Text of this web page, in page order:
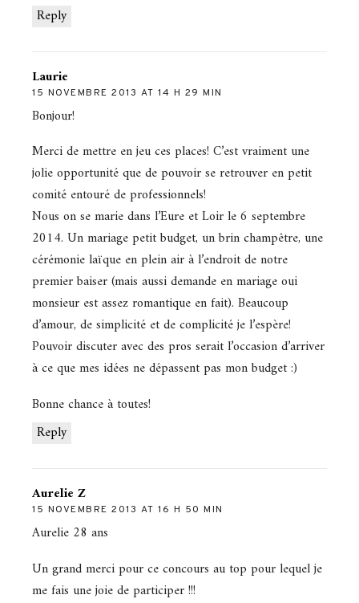
Reply
Laurie
15 NOVEMBRE 2013 AT 14 H 29 MIN
Reply
Bonjour!
Merci de mettre en jeu ces places! C’est vraiment une
jolie opportunité que de pouvoir se retrouver en petit
comité entouré de professionnels!
Nous on se marie dans l’Eure et Loir le 6 septembre
2014. Un mariage petit budget, un brin champêtre, une
cérémonie laïque en plein air à l’endroit de notre
premier baiser (mais aussi demande en mariage oui
monsieur est assez romantique en fait). Beaucoup
d’amour, de simplicité et de complicité je l’espère!
Pouvoir discuter avec des pros serait l’occasion d’arriver
à ce que mes idées ne dépassent pas mon budget :)
Bonne chance à toutes!
Aurelie Z
15 NOVEMBRE 2013 AT 16 H 50 MIN
Aurelie 28 ans
Un grand merci pour ce concours au top pour lequel je
me fais une joie de participer !!!